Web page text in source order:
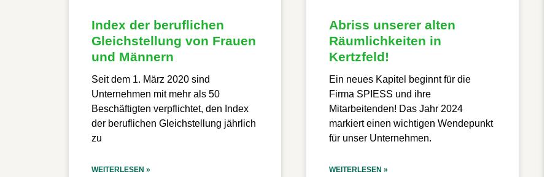
Index der beruflichen
Gleichstellung von Frauen
und Männern
Seit dem 1. März 2020 sind
Unternehmen mit mehr als 50
Beschäftigten verpflichtet, den Index
der beruflichen Gleichstellung jährlich
zu
WEITERLESEN »
Abriss unserer alten
Räumlichkeiten in
Kertzfeld!
Ein neues Kapitel beginnt für die
Firma SPIESS und ihre
Mitarbeitenden! Das Jahr 2024
markiert einen wichtigen Wendepunkt
für unser Unternehmen.
WEITERLESEN »